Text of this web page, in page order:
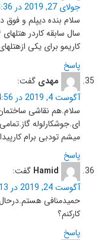
جولای 27, 2019 در 8:36 ب.ظ
کاریمو برای یکی
پاسخ
مهدی گفت:
آگوست 4, 2019 در 4:56 ق.ظ
سلام.هم نقاشی
ای.جوشکارلوله
میشم تودبی برام
پاسخ
Hamid گفت:
آگوست 24, 2019 در 5:13 ق.ظ
حمیدمنافی
کارکنم؟
پاسخ